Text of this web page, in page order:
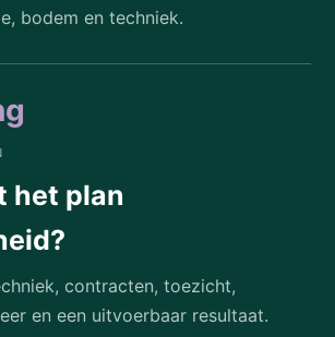
bodem en techniek.
het plan
contracten, toezicht,
en een uitvoerbaar resultaat.